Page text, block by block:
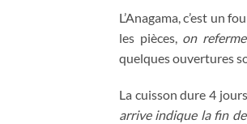
L’Anagama, c’est un
les pièces, on
quelques ouvertures
La cuisson dure 4
arrive indique la fin